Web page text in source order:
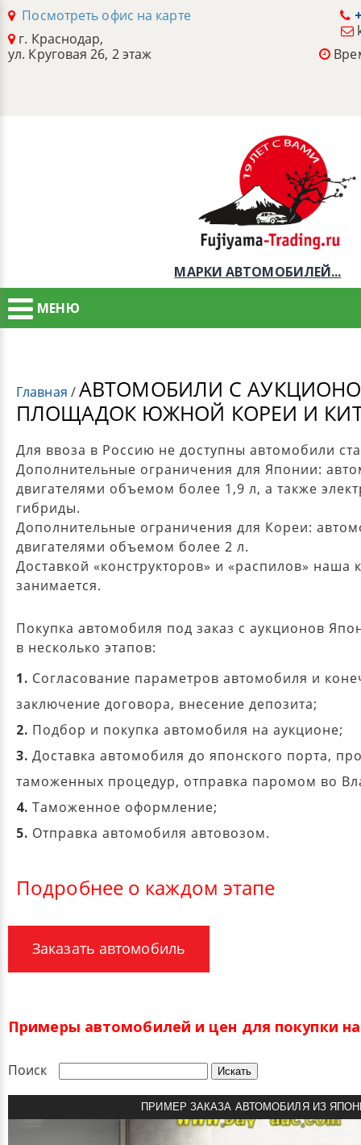
Посмотреть офис на карте
г. Краснодар,
ул. Круговая 26, 2 этаж
МАРКИ АВТОМОБИЛЕЙ...
МЕНЮ
Главная /АВТОМОБИЛИ С
ПЛОЩАДОК ЮЖНОЙ КОРЕИ И
Для ввоза в Россию не доступны автомобили
Дополнительные ограничения для Японии:
двигателями объемом более 1,9 л, а также
гибриды.
Дополнительные ограничения для Кореи:
двигателями объемом более 2 л.
Доставкой «конструкторов» и «распилов» наша
занимается.
Покупка автомобиля под заказ с аукционов
в несколько этапов:
1. Согласование параметров автомобиля и
заключение договора, внесение депозита;
2. Подбор и покупка автомобиля на аукционе;
3. Доставка автомобиля до японского порта,
таможенных процедур, отправка паромом во
4. Таможенное оформление;
5. Отправка автомобиля автовозом.
Подробнее о каждом этапе
Заказать автомобиль
Примеры автомобилей и цен для покупки на
Поиск
ПРИМЕР ЗАКАЗА АВТОМОБИЛЯ ИЗ